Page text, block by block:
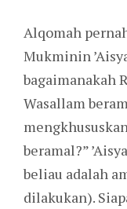
Alqomah
Mukminin
bagaimanakah
Wasallam
beramal?”
beliau adalah
dilakukan).